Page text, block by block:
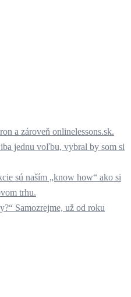
a zároveň onlinelessons.sk.
jednu voľbu, vybral by som si
sú naším „know how“ ako si
trhu.
Samozrejme, už od roku